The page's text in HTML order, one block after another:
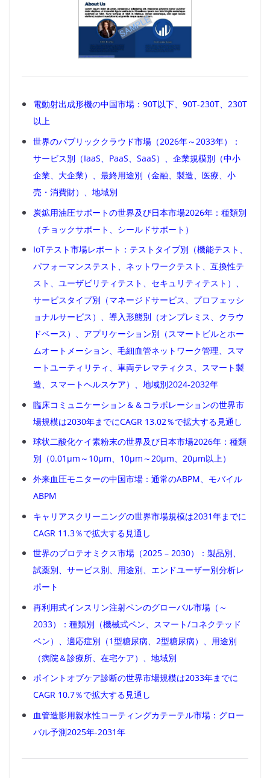
電動射出成形機の中国市場：90T以下、90T-230T、230T
以上
世界のパブリッククラウド市場（2026年～2033年）：
サービス別（IaaS、PaaS、SaaS）、企業規模別（中小
企業、大企業）、最終用途別（金融、製造、医療、小
売・消費財）、地域別
炭鉱用油圧サポートの世界及び日本市場2026年：種類別
（チョックサポート、シールドサポート）
IoTテスト市場レポート：テストタイプ別（機能テスト、
パフォーマンステスト、ネットワークテスト、互換性テ
スト、ユーザビリティテスト、セキュリティテスト）、
サービスタイプ別（マネージドサービス、プロフェッシ
ョナルサービス）、導入形態別（オンプレミス、クラウ
ドベース）、アプリケーション別（スマートビルとホー
ムオートメーション、毛細血管ネットワーク管理、スマ
ートユーティリティ、車両テレマティクス、スマート製
造、スマートヘルスケア）、地域別2024-2032年
臨床コミュニケーション＆＆コラボレーションの世界市
場規模は2030年までにCAGR 13.02％で拡大する見通し
球状二酸化ケイ素粉末の世界及び日本市場2026年：種類
別（0.01μm～10μm、10μm～20μm、20μm以上）
外来血圧モニターの中国市場：通常のABPM、モバイル
ABPM
キャリアスクリーニングの世界市場規模は2031年までに
CAGR 11.3％で拡大する見通し
世界のプロテオミクス市場（2025 – 2030）：製品別、
試薬別、サービス別、用途別、エンドユーザー別分析レ
ポート
再利用式インスリン注射ペンのグローバル市場（～
2033）：種類別（機械式ペン、スマート/コネクテッド
ペン）、適応症別（1型糖尿病、2型糖尿病）、用途別
（病院＆診療所、在宅ケア）、地域別
ポイントオブケア診断の世界市場規模は2033年までに
CAGR 10.7％で拡大する見通し
血管造影用親水性コーティングカテーテル市場：グロー
バル予測2025年-2031年